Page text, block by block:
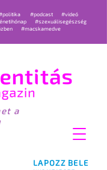
LAPOZZ BELE
#podcast
#videó
#szexuálisegészség
#macskamedve
a